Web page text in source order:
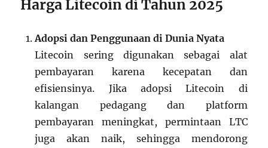
Harga Litecoin di Tahun 2025
Adopsi dan Penggunaan di Dunia Nyata
Litecoin sering digunakan sebagai alat
pembayaran karena kecepatan dan
efisiensinya. Jika adopsi Litecoin di
kalangan pedagang dan platform
pembayaran meningkat, permintaan LTC
juga akan naik, sehingga mendorong